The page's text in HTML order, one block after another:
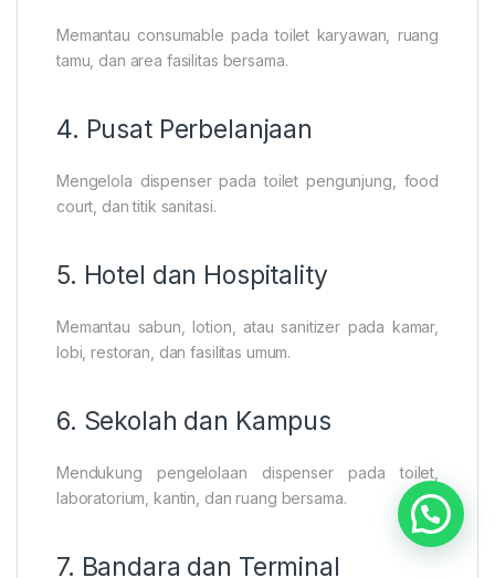
Memantau consumable pada toilet karyawan, ruang
tamu, dan area fasilitas bersama.
4. Pusat Perbelanjaan
Mengelola dispenser pada toilet pengunjung, food
court, dan titik sanitasi.
5. Hotel dan Hospitality
Memantau sabun, lotion, atau sanitizer pada kamar,
lobi, restoran, dan fasilitas umum.
6. Sekolah dan Kampus
Mendukung pengelolaan dispenser pada toilet,
laboratorium, kantin, dan ruang bersama.
7. Bandara dan Terminal